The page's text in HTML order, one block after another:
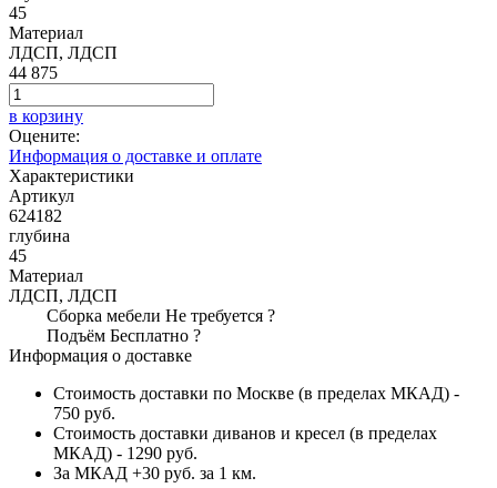
45
Материал
ЛДСП, ЛДСП
44 875
в корзину
Оцените:
Информация о доставке и оплате
Характеристики
Артикул
624182
глубина
45
Материал
ЛДСП, ЛДСП
Сборка мебели Не требуется ?
Подъём Бесплатно ?
Информация о доставке
Стоимость доставки по Москве (в пределах МКАД) -
750 руб.
Стоимость доставки диванов и кресел (в пределах
МКАД) - 1290 руб.
За МКАД +30 руб. за 1 км.